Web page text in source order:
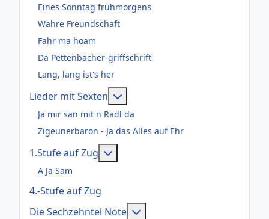
Eines Sonntag frühmorgens
Wahre Freundschaft
Fahr ma hoam
Da Pettenbacher-griffschrift
Lang, lang ist's her
Lieder mit Sexten
Ja mir san mit n Radl da
Zigeunerbaron - Ja das Alles auf Ehr
1.Stufe auf Zug
A Ja Sam
4.-Stufe auf Zug
Die Sechzehntel Note